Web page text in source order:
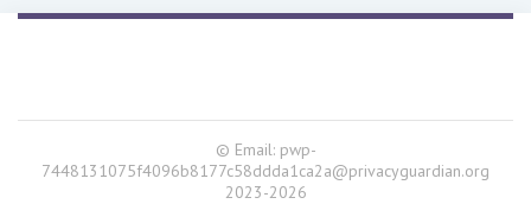
© Email: pwp-
7448131075f4096b8177c58ddda1ca2a@privacyguardian.org
2023-2026